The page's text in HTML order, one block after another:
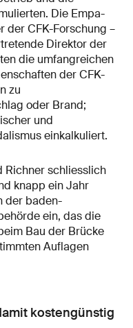
Die Empa-
der CFK-Forschung –
Direktor der
die umfangreichen
der CFK-
zu
oder Brand;
und
einkalkuliert.
Richner schliesslich
knapp ein Jahr
der baden-
ein, das die
Bau der Brücke
Auflagen
kostengünstig